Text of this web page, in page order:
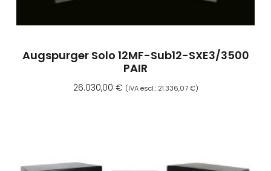
Augspurger Solo 12MF-Sub12-SXE3/3500
PAIR
26.030,00 € (IVA escl.: 21.336,07€)